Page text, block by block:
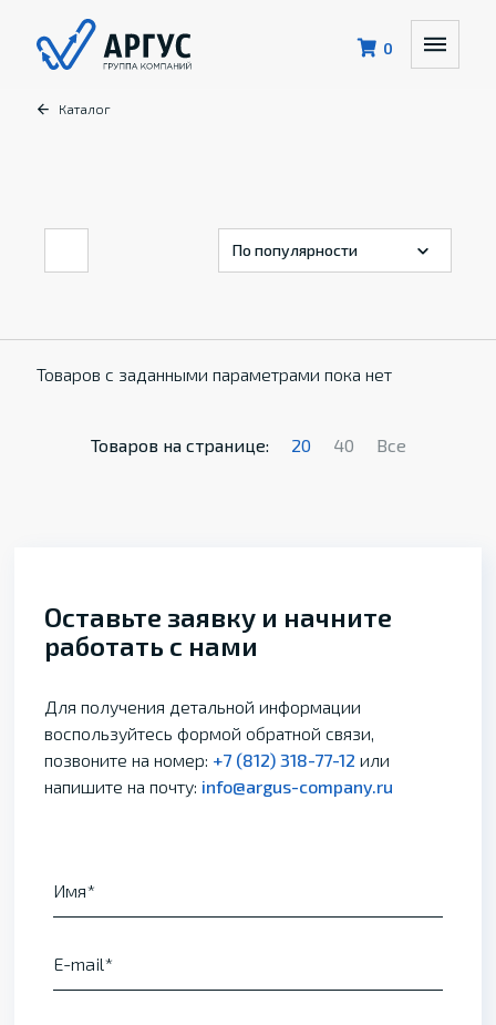
0
Каталог
Товаров с заданными параметрами пока нет
Товаров на странице: 20 40 Все
Оставьте заявку и начните
работать с нами
Для получения детальной информации
воспользуйтесь формой обратной связи,
позвоните на номер: +7 (812) 318-77-12 или
напишите на почту: info@argus-company.ru
Имя
E-mail